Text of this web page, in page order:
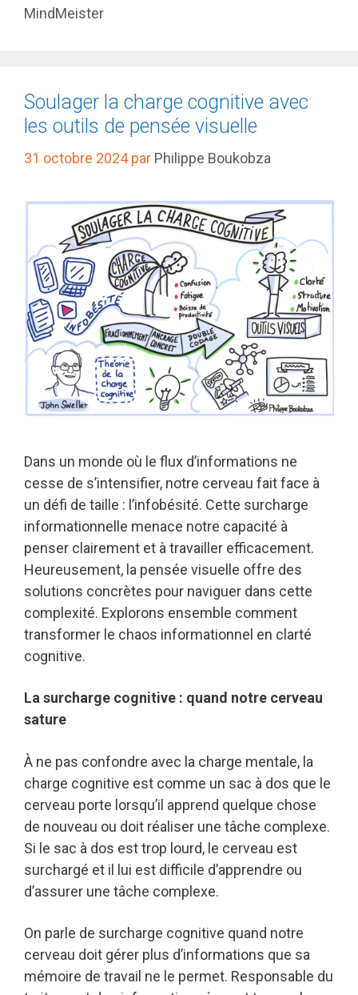
MindMeister
Soulager la charge cognitive avec
les outils de pensée visuelle
31 octobre 2024 par Philippe Boukobza
Dans un monde où le flux d’informations ne
cesse de s’intensifier, notre cerveau fait face à
un défi de taille : l’infobésité. Cette surcharge
informationnelle menace notre capacité à
penser clairement et à travailler efficacement.
Heureusement, la pensée visuelle offre des
solutions concrètes pour naviguer dans cette
complexité. Explorons ensemble comment
transformer le chaos informationnel en clarté
cognitive.
La surcharge cognitive : quand notre cerveau
sature
À ne pas confondre avec la charge mentale, la
charge cognitive est comme un sac à dos que le
cerveau porte lorsqu’il apprend quelque chose
de nouveau ou doit réaliser une tâche complexe.
Si le sac à dos est trop lourd, le cerveau est
surchargé et il lui est difficile d’apprendre ou
d’assurer une tâche complexe.
On parle de surcharge cognitive quand notre
cerveau doit gérer plus d’informations que sa
mémoire de travail ne le permet. Responsable du